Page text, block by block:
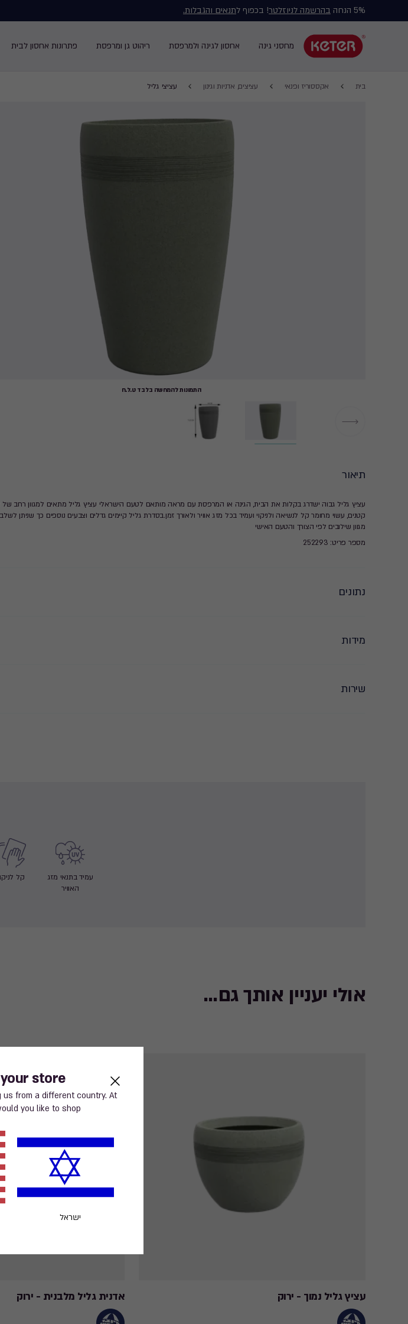
store
us from a different country. At
you like to shop?
ישראל
5% הנחה בהרשמה לניוזלטר! בכפוף לתנאים והגבלות.
navigation
מחסני גינה אחסון לגינה ולמרפסת ריהוט גן ומרפסת פתרונות אחסון לבית
Main
בית אקססוריז ופנאי עציצים, אדניות וגינון עציצי גליל
התמונות להמחשה בלבד ט.ל.ח
תיאור
עציץ גליל גבוה ישדרג בקלות את הבית, הגינה או המרפסת עם מראה מותאם לטעם הישראלי עציץ גליל מתאים למגוון רחב של
קטנים, עשוי מחומר קל לנשיאה ולניקוי ועמיד בכל מזג אוויר ולאורך זמן.בסדרת גליל קיימים גדלים וצבעים נוספים כך שניתן לשלב
מגוון שילובים לפי הצורך והטעם האישי
מספר פריט: 252293
נתונים
מידות
שירות
עמיד בתנאי מזג
האוויר
קל
אולי יעניין אותך גם...
עציץ גליל נמוך - ירוק אדנית גליל מלבנית - ירוק